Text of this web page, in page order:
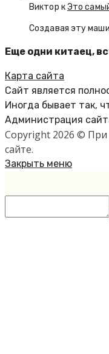
Виктор кЭто
Создавая эту
Еще одни китаец,
Карта сайта
Сайт является
Иногда бывает так,
Администрация
Copyright 2026 ©
сайте.
Закрыть меню